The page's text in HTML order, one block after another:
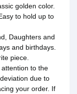
golden color.
to hold up to
Daughters and
and birthdays.
piece.
attention to the
due to
your order. If